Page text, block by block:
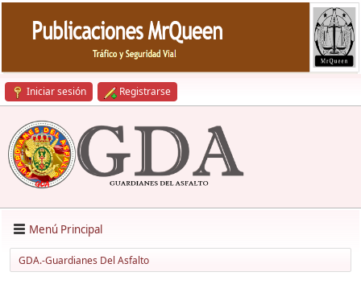
Iniciar sesión Registrarse
Menú Principal
GDA.-Guardianes Del Asfalto